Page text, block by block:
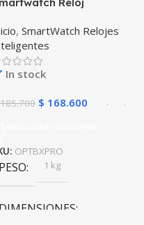
X PRO™
p70)
Android IOS
, SmartWatch Relojes
In stock
$ 168.600
OPTBXPRO
PESO 1 kg
DIMENSIONES